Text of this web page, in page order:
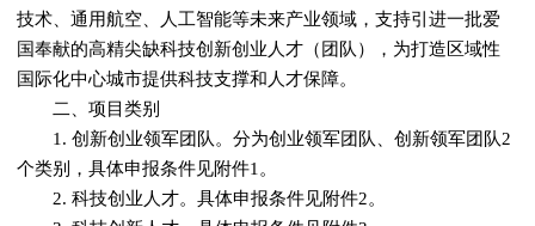
技术、通用航空、人工智能等未来产业领域，支持引进一批爱
国奉献的高精尖缺科技创新创业人才（团队），为打造区域性
国际化中心城市提供科技支撑和人才保障。
二、项目类别
1. 创新创业领军团队。分为创业领军团队、创新领军团队2
个类别，具体申报条件见附件1。
2. 科技创业人才。具体申报条件见附件2。